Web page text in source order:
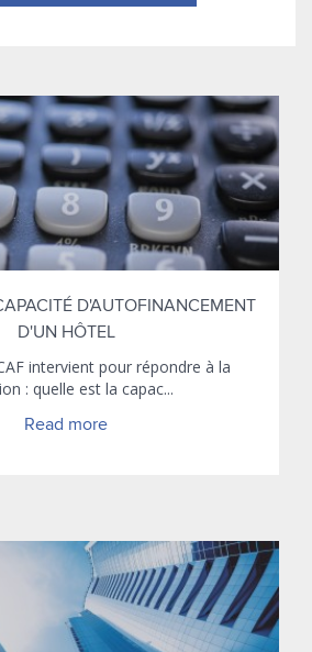
D'AUTOFINANCEMENT
D'UN HÔTEL
intervient pour répondre à la
: quelle est la capac...
Read more